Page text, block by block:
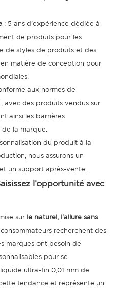
: 5 ans d'expérience dédiée à
de produits pour les
de styles de produits et des
matière de conception pour
aux normes de
avec des produits vendus sur
ainsi les barrières
de la marque.
du produit à la
nous assurons un
un support après-vente.
l’opportunité avec
sur le naturel, l'allure sans
consommateurs recherchent des
marques ont besoin de
pour se
ultra-fin 0,01 mm de
tendance et représente un